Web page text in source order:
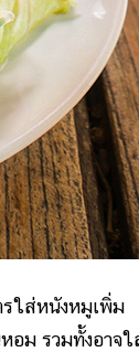
ใส่หนังหมูเพิ่ม
อม รวมทั้งอาจใ